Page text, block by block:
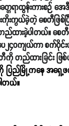
ရာထွန်းကားစဉ် အေ
ကိုးကွယ်ခဲ့တဲ့ စေတီဖြစ်ပ
ည်ထားခဲ့ပါတယ်။ စေ
၂၄၀ကျယ်ကာ စက်ဝိုင်
တည်ထားခြင်း ဖြစ်
ကို ပြည်မြို့ကနေ အရှ
ါတယ်။